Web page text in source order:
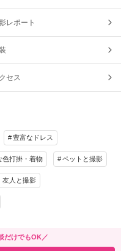
レポート
セス
豊富なドレス
色打掛・着物 ペットと撮影
友人と撮影
だけでもOK／